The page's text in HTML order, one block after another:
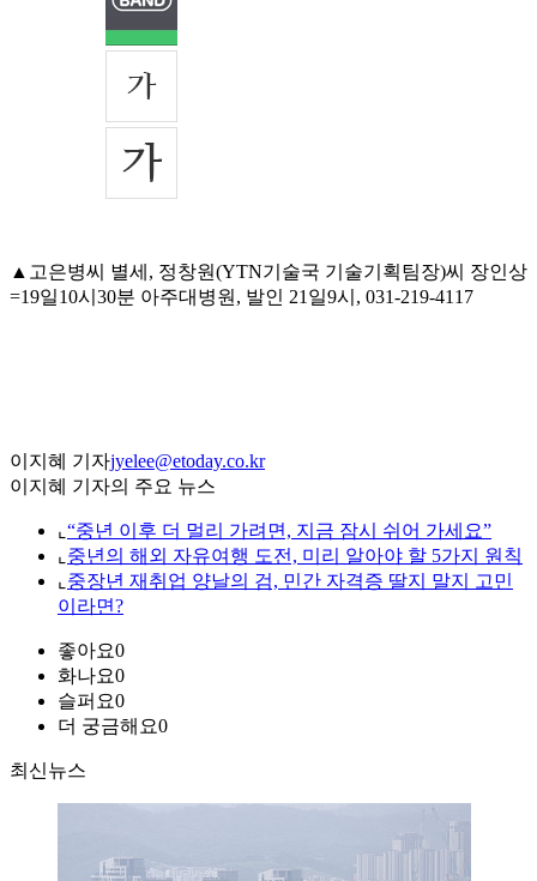
▲고은병씨 별세, 정창원(YTN기술국 기술기획팀장)씨 장인상
=19일10시30분 아주대병원, 발인 21일9시, 031-219-4117
이지혜 기자jyelee@etoday.co.kr
이지혜 기자의 주요 뉴스
⌞ “중년 이후 더 멀리 가려면, 지금 잠시 쉬어 가세요”
⌞ 중년의 해외 자유여행 도전, 미리 알아야 할 5가지 원칙
⌞ 중장년 재취업 양날의 검, 민간 자격증 딸지 말지 고민
이라면?
좋아요0
화나요0
슬퍼요0
더 궁금해요0
최신뉴스